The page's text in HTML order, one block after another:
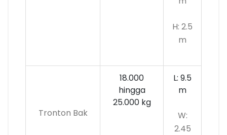
H: 2.5
m
Tronton Bak
18.000
hingga
25.000 kg
L: 9.5
m
W:
2.45